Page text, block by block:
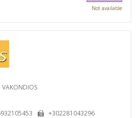
Not available
+302281043296